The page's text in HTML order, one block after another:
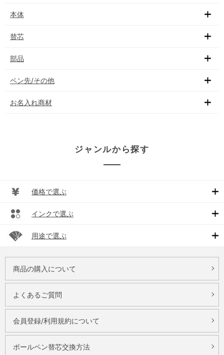
本体
替芯
部品
ペン先/その他
お名入れ商材
ジャンルから探す
価格で選ぶ
インクで選ぶ
用途で選ぶ
商品の購入について
よくあるご質問
会員登録/利用規約について
ボールペン替芯交換方法